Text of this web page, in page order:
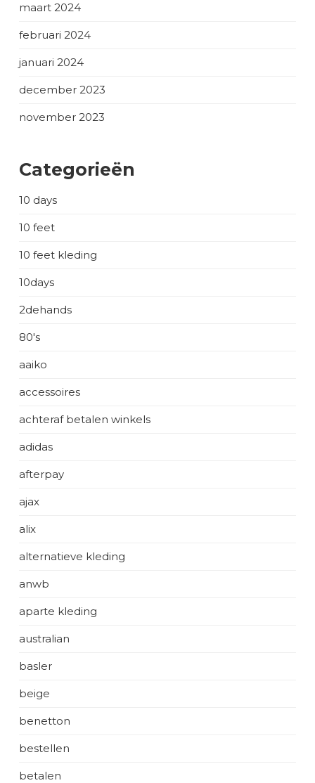
maart 2024
februari 2024
januari 2024
december 2023
november 2023
Categorieën
10 days
10 feet
10 feet kleding
10days
2dehands
80's
aaiko
accessoires
achteraf betalen winkels
adidas
afterpay
ajax
alix
alternatieve kleding
anwb
aparte kleding
australian
basler
beige
benetton
bestellen
betalen